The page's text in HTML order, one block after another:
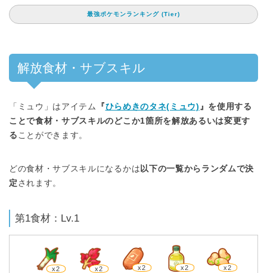
最強ポケモンランキング (Tier)
解放食材・サブスキル
「ミュウ」はアイテム 『ひらめきのタネ(ミュウ) 』を使用する
ことで食材・サブスキルのどこか1箇所を解放あるいは変更す
る ことができます。
どの食材・サブスキルになるかは 以下の一覧からランダムで決
定 されます。
第1食材：Lv.1
x2 x2 x2 x2 x2